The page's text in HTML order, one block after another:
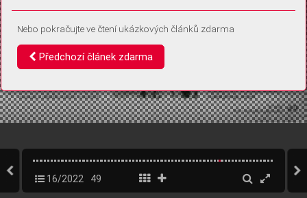
16/2022 49
Nebo pokračujte ve čtení ukázkových článků zdarma
Předchozí článek zdarma